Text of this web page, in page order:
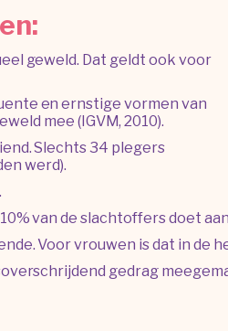
geweld. Dat geldt ook voor
en ernstige vormen van
mee (IGVM, 2010).
Slechts 34 plegers
werd).
van de slachtoffers doet
Voor vrouwen is dat in de
gedrag